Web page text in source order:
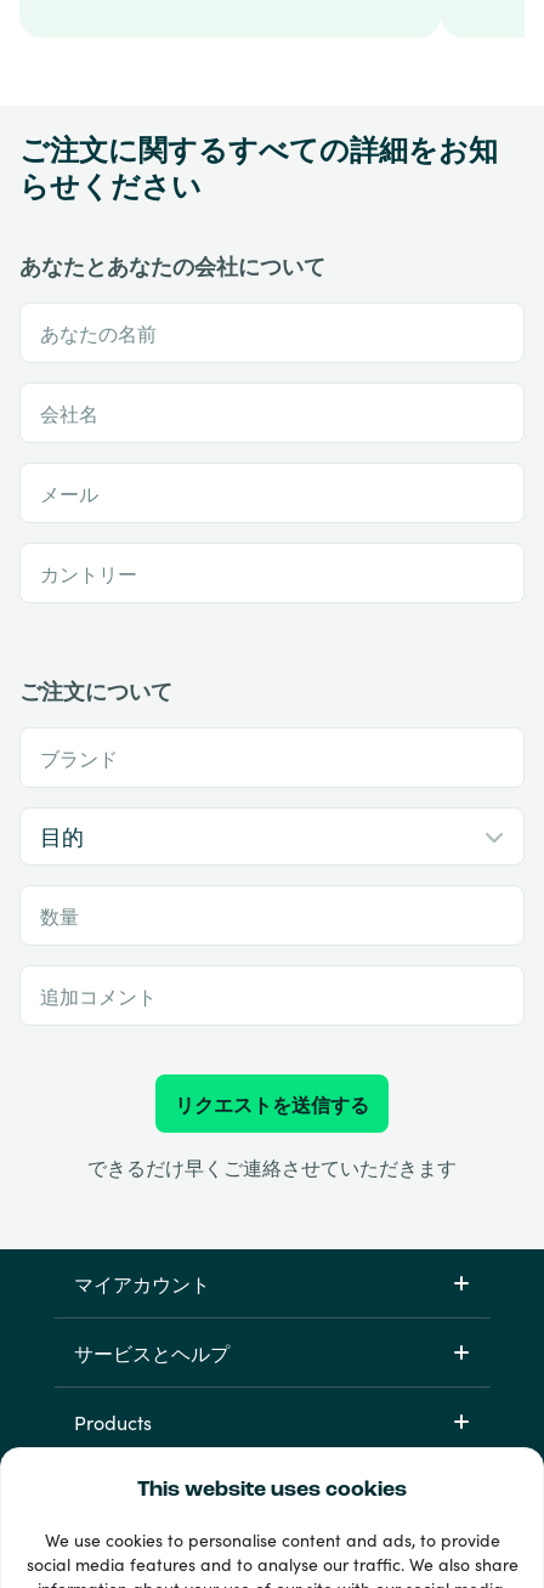
This website uses cookies
We use cookies to personalise content and ads, to provide
social media features and to analyse our traffic. We also share
ご注文に関するすべての詳細をお知
らせください
あなたとあなたの会社について
あなたの名前
会社名
メール
カントリー
ご注文について
ブランド
数量
追加コメント
リクエストを送信する
できるだけ早くご連絡させていただきます
マイアカウント
サービスとヘルプ
Products